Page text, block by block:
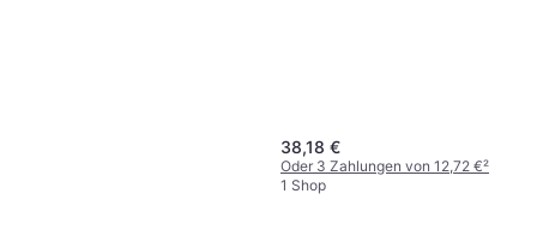
38,18 €
Oder 3 Zahlungen von 12,72 €²
1 Shop